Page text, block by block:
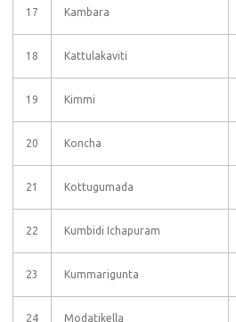
17 Kambara
18 Kattulakaviti
19 Kimmi
20 Koncha
21 Kottugumada
22 Kumbidi Ichapuram
23 Kummarigunta
24 Modatikella